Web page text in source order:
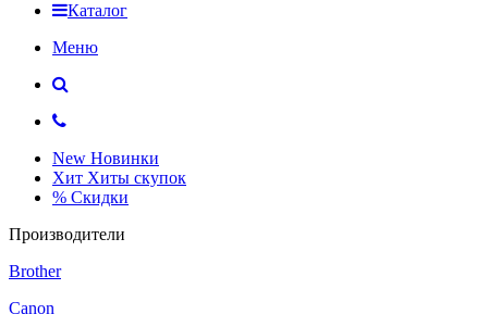
Каталог
Меню
New Новинки
Хит Хиты скупок
% Скидки
Производители
Brother
Canon